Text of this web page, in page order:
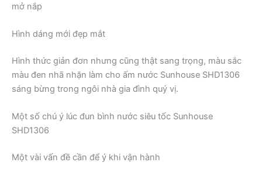
mở nắp
Hình dáng mới đẹp mắt
Hình thức giản đơn nhưng cũng thật sang trọng, màu sắc
màu đen nhã nhặn làm cho ấm nước Sunhouse SHD1306
sáng bừng trong ngôi nhà gia đình quý vị.
Một số chú ý lúc đun bình nước siêu tốc Sunhouse
SHD1306
Một vài vấn đề cần để ý khi vận hành